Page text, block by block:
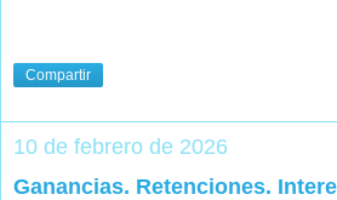
Compartir
10 de febrero de 2026
Ganancias. Retenciones.